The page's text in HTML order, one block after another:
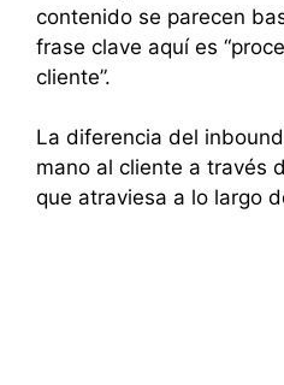
contenido se parecen
frase clave aquí es
cliente”.
La diferencia del
mano al cliente a través
que atraviesa a lo largo